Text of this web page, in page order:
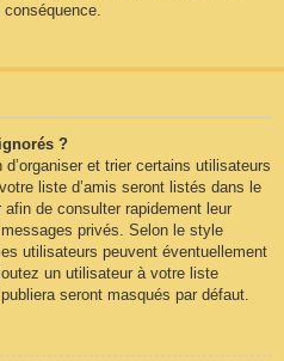
?
et trier certains utilisateurs
liste d’amis seront listés dans le
afin de consulter rapidement leur
privés. Selon le style
utilisateurs peuvent éventuellement
un utilisateur à votre liste
seront masqués par défaut.